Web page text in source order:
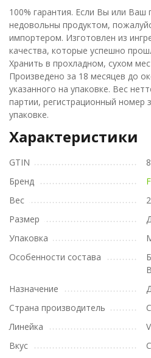
100% гарантия. Если Вы или Ваш
недовольны продуктом,
импортером. Изготовлен из
качества, которые успешно
Хранить в прохладном, сухом
Произведено за 18 месяцев до
указанного на упаковке. Вес
партии, регистрационный номер
упаковке.
Характеристики
GTIN
Бренд
Вес
Размер
Упаковка
Особенности состава
Назначение
Страна производитель
Линейка
Вкус